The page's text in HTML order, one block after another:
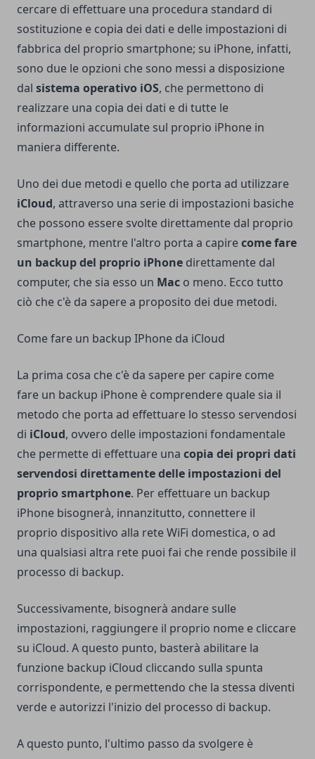
cercare di effettuare una procedura standard di
sostituzione e copia dei dati e delle impostazioni di
fabbrica del proprio smartphone; su iPhone, infatti,
sono due le opzioni che sono messi a disposizione
dal sistema operativo iOS, che permettono di
realizzare una copia dei dati e di tutte le
informazioni accumulate sul proprio iPhone in
maniera differente.
Uno dei due metodi e quello che porta ad utilizzare
iCloud, attraverso una serie di impostazioni basiche
che possono essere svolte direttamente dal proprio
smartphone, mentre l'altro porta a capirecome fare
un backup del proprio iPhone direttamente dal
computer, che sia esso un Mac o meno. Ecco tutto
ciò che c'è da sapere a proposito dei due metodi.
Come fare un backup IPhone da iCloud
La prima cosa che c'è da sapere per capire come
fare un backup iPhone è comprendere quale sia il
metodo che porta ad effettuare lo stesso servendosi
di iCloud, ovvero delle impostazioni fondamentale
che permette di effettuare una copia dei propri dati
servendosi direttamente delle impostazioni del
proprio smartphone. Per effettuare un backup
iPhone bisognerà, innanzitutto, connettere il
proprio dispositivo alla rete WiFi domestica, o ad
una qualsiasi altra rete puoi fai che rende possibile il
processo di backup.
Successivamente, bisognerà andare sulle
impostazioni, raggiungere il proprio nome e cliccare
su iCloud. A questo punto, basterà abilitare la
funzione backup iCloud cliccando sulla spunta
corrispondente, e permettendo che la stessa diventi
verde e autorizzi l'inizio del processo di backup.
A questo punto, l'ultimo passo da svolgere è